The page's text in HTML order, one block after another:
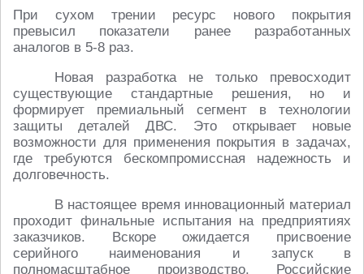
При сухом трении ресурс нового покрытия
превысил показатели ранее разработанных
аналогов в 5-8 раз.
Новая разработка не только превосходит
существующие стандартные решения, но и
формирует премиальный сегмент в технологии
защиты деталей ДВС. Это открывает новые
возможности для применения покрытия в задачах,
где требуются бескомпромиссная надежность и
долговечность.
В настоящее время инновационный материал
проходит финальные испытания на предприятиях
заказчиков. Вскоре ожидается присвоение
серийного наименования и запуск в
полномасштабное производство. Российские